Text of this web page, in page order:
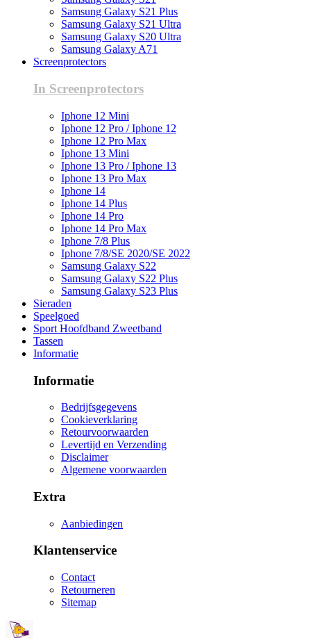
Samsung Galaxy S21 Plus
Samsung Galaxy S21 Ultra
Samsung Galaxy S20 Ultra
Samsung Galaxy A71
Screenprotectors
In Screenprotectors
Iphone 12 Mini
Iphone 12 Pro / Iphone 12
Iphone 12 Pro Max
Iphone 13 Mini
Iphone 13 Pro / Iphone 13
Iphone 13 Pro Max
Iphone 14
Iphone 14 Plus
Iphone 14 Pro
Iphone 14 Pro Max
Iphone 7/8 Plus
Iphone 7/8/SE 2020/SE 2022
Samsung Galaxy S22
Samsung Galaxy S22 Plus
Samsung Galaxy S23 Plus
Sieraden
Speelgoed
Sport Hoofdband Zweetband
Tassen
Informatie
Informatie
Bedrijfsgegevens
Cookieverklaring
Retourvoorwaarden
Levertijd en Verzending
Disclaimer
Algemene voorwaarden
Extra
Aanbiedingen
Klantenservice
Contact
Retourneren
Sitemap